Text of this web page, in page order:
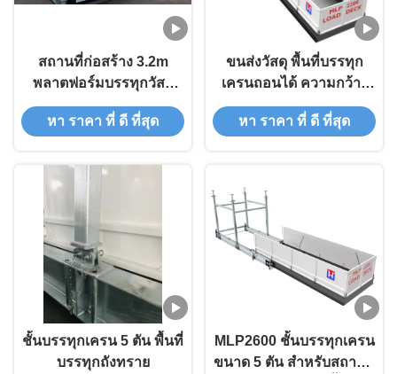
สถานที่ก่อสร้าง 3.2m
พลาตฟอร์มบรรทุกวัสดุ
ทนทานต่อการกัดกร่อน
หา ราคา ที่ ดี ที่สุด
ขนส่งวัสดุ พื้นที่บรรทุก
เครนถอนได้ ความกว้าง
3.2m MLP3200
หา ราคา ที่ ดี ที่สุด
ชั้นบรรทุกเครน 5 ตัน พื้นที่
บรรทุกถังทราย
MLP2600 ชั้นบรรทุกเครน
ขนาด 5 ตัน สําหรับสถานที่